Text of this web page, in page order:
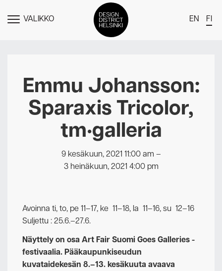
NÄYTÄVALIKKO EN FI
Jäsenet
Tapahtumat
Uutiset
Medialle
Meistä
Design District Helsingin jäsenyydestä
Emmu Johansson:
Sparaxis Tricolor,
tm•galleria
9 kesäkuun, 2021 11:00 am –
3 heinäkuun, 2021 4:00 pm
Avoinna ti, to, pe 11–17, ke 11–18, la 11–16, su 12–16
Suljettu : 25.6.–27.6.
Näyttely on osa Art Fair Suomi Goes Galleries -
festivaalia. Pääkaupunkiseudun
kuvataidekesän 8.–13. kesäkuuta avaava